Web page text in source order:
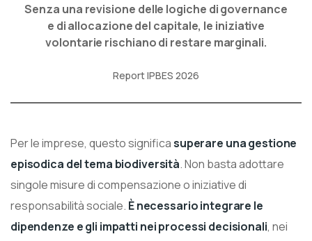
Senza una revisione delle logiche di governance
e di allocazione del capitale, le iniziative
volontarie rischiano di restare marginali.
Report IPBES 2026
Per le imprese, questo significasuperare una gestione
episodica del tema biodiversità. Non basta adottare
singole misure di compensazione o iniziative di
responsabilità sociale. È necessario integrare le
dipendenze e gli impatti nei processi decisionali, nei